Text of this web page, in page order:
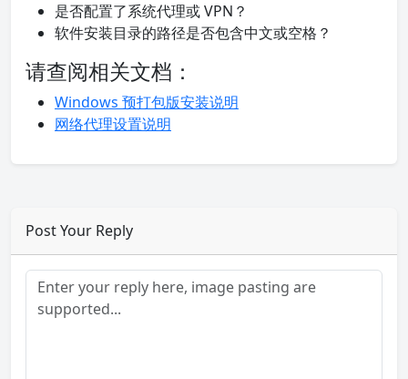
是否配置了系统代理或 VPN？
软件安装目录的路径是否包含中文或空格？
请查阅相关文档：
Windows 预打包版安装说明
网络代理设置说明
Post Your Reply